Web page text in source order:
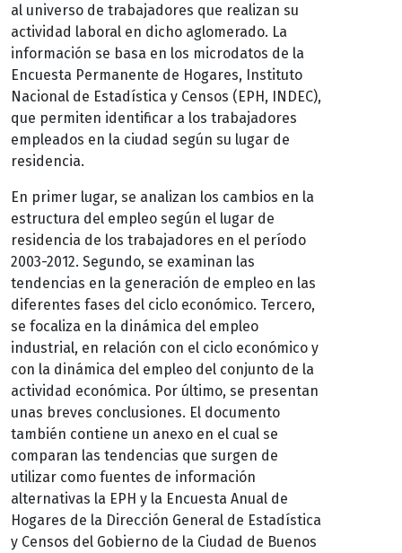
al universo de trabajadores que realizan su
actividad laboral en dicho aglomerado. La
información se basa en los microdatos de la
Encuesta Permanente de Hogares, Instituto
Nacional de Estadística y Censos (EPH, INDEC),
que permiten identificar a los trabajadores
empleados en la ciudad según su lugar de
residencia.
En primer lugar, se analizan los cambios en la
estructura del empleo según el lugar de
residencia de los trabajadores en el período
2003-2012. Segundo, se examinan las
tendencias en la generación de empleo en las
diferentes fases del ciclo económico. Tercero,
se focaliza en la dinámica del empleo
industrial, en relación con el ciclo económico y
con la dinámica del empleo del conjunto de la
actividad económica. Por último, se presentan
unas breves conclusiones. El documento
también contiene un anexo en el cual se
comparan las tendencias que surgen de
utilizar como fuentes de información
alternativas la EPH y la Encuesta Anual de
Hogares de la Dirección General de Estadística
y Censos del Gobierno de la Ciudad de Buenos